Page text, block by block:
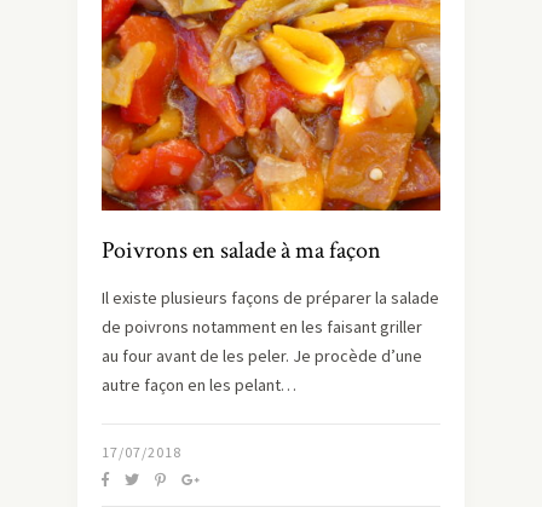
Poivrons en salade à ma façon
Il existe plusieurs façons de préparer la salade
de poivrons notamment en les faisant griller
au four avant de les peler. Je procède d’une
autre façon en les pelant…
17/07/2018